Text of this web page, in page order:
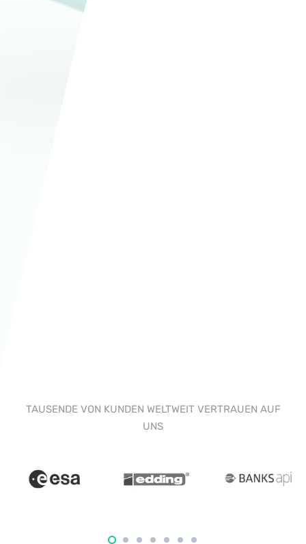
TAUSENDE VON KUNDEN WELTWEIT VERTRAUEN AUF
UNS